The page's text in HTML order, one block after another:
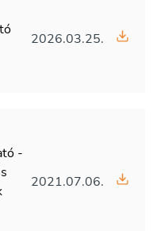
2026.03.25.
-
2021.07.06.